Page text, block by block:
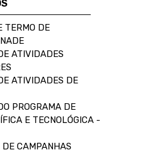
TERMO DE
ATIVIDADES
ATIVIDADES DE
PROGRAMA DE
E TECNOLÓGICA -
CAMPANHAS